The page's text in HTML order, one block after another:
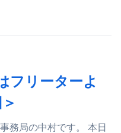
フリーターよ
局の中村です。 本日